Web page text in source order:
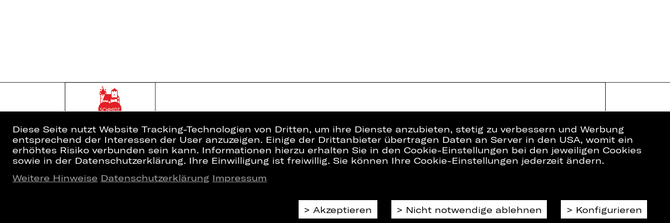
Home
Newsletter
Diese Seite nutzt Website Tracking-Technologien von Dritten, um ihre Dienste anzubieten, stetig zu verbessern und Werbung
entsprechend der Interessen der User anzuzeigen. Einige der Drittanbieter übertragen Daten an Server in den USA, womit ein
erhöhtes Risiko verbunden sein kann. Informationen hierzu erhalten Sie in den Cookie-Einstellungen bei den jeweiligen Cookies
sowie in der Datenschutzerklärung. Ihre Einwilligung ist freiwillig. Sie können Ihre Cookie-Einstellungen jederzeit ändern.
Weitere Hinweise Datenschutzerklärung Impressum
Akzeptieren Nicht notwendige ablehnen Konfigurieren